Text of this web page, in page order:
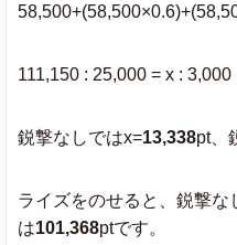
111,150 : 25,000 = x : 3,000
鋭撃なしではx=13,338pt、
ライズをのせると、鋭撃な
は101,368ptです。